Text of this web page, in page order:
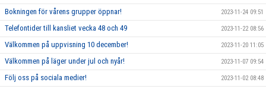
Bokningen för vårens grupper öppnar! 2023-11-24 09:51
Telefontider till kansliet vecka 48 och 49 2023-11-22 08:56
Välkommen på uppvisning 10 december! 2023-11-20 11:05
Välkommen på läger under jul och nyår! 2023-11-07 09:54
Följ oss på sociala medier! 2023-11-02 08:48